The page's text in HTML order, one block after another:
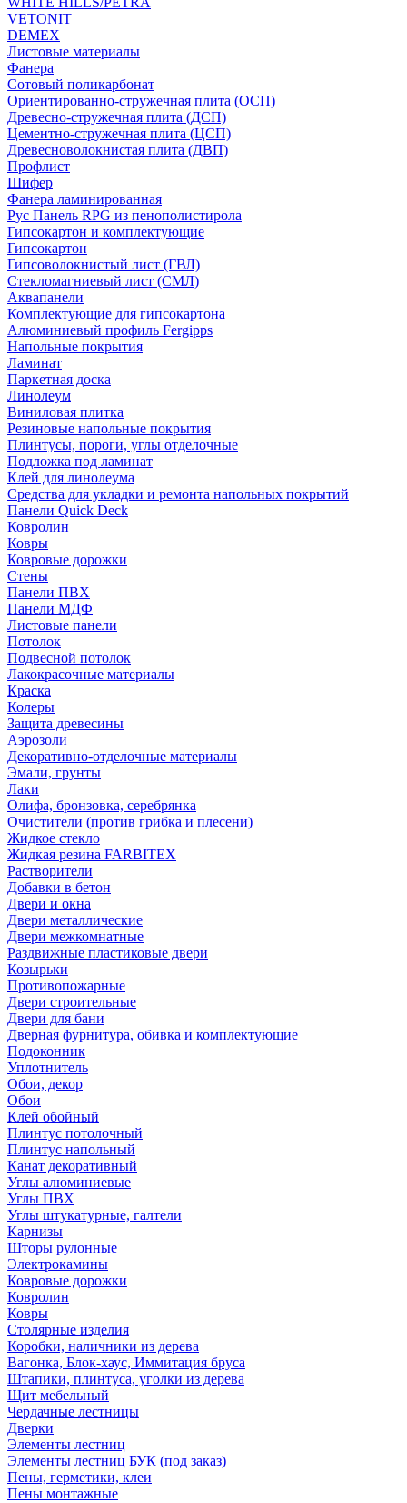
VETONIT
DEMEX
Листовые материалы
Фанера
Сотовый поликарбонат
Ориентированно-стружечная плита (ОСП)
Древесно-стружечная плита (ДСП)
Цементно-стружечная плита (ЦСП)
Древесноволокнистая плита (ДВП)
Профлист
Шифер
Фанера ламинированная
Рус Панель RPG из пенополистирола
Гипсокартон и комплектующие
Гипсокартон
Гипсоволокнистый лист (ГВЛ)
Стекломагниевый лист (СМЛ)
Аквапанели
Комплектующие для гипсокартона
Алюминиевый профиль Fergipps
Напольные покрытия
Ламинат
Паркетная доска
Линолеум
Виниловая плитка
Резиновые напольные покрытия
Плинтусы, пороги, углы отделочные
Подложка под ламинат
Клей для линолеума
Средства для укладки и ремонта напольных покрытий
Панели Quick Deck
Ковролин
Ковры
Ковровые дорожки
Стены
Панели ПВХ
Панели МДФ
Листовые панели
Потолок
Подвесной потолок
Лакокрасочные материалы
Краска
Колеры
Защита древесины
Аэрозоли
Декоративно-отделочные материалы
Эмали, грунты
Лаки
Олифа, бронзовка, серебрянка
Очистители (против грибка и плесени)
Жидкое стекло
Жидкая резина FARBITEX
Растворители
Добавки в бетон
Двери и окна
Двери металлические
Двери межкомнатные
Раздвижные пластиковые двери
Козырьки
Противопожарные
Двери строительные
Двери для бани
Дверная фурнитура, обивка и комплектующие
Подоконник
Уплотнитель
Обои, декор
Обои
Клей обойный
Плинтус потолочный
Плинтус напольный
Канат декоративный
Углы алюминиевые
Углы ПВХ
Углы штукатурные, галтели
Карнизы
Шторы рулонные
Электрокамины
Ковровые дорожки
Ковролин
Ковры
Столярные изделия
Коробки, наличники из дерева
Вагонка, Блок-хаус, Иммитация бруса
Штапики, плинтуса, уголки из дерева
Щит мебельный
Чердачные лестницы
Дверки
Элементы лестниц
Элементы лестниц БУК (под заказ)
Пены, герметики, клеи
Пены монтажные